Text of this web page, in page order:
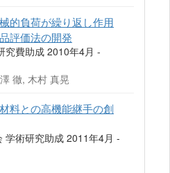
的負荷が繰り返し作用
評価法の開発
究費助成 2010年4月 -
徹, 木村 真晃
料との高機能継手の創
学術研究助成 2011年4月 -